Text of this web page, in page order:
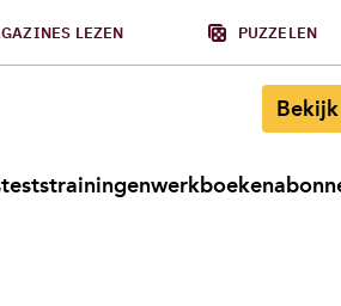
LEZEN PUZZELEN
teststrainingenwerkboeken